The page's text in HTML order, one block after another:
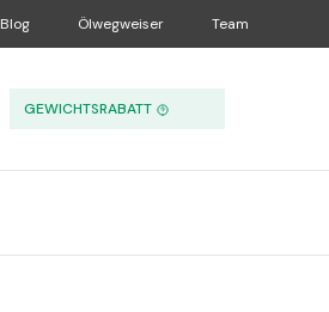
Blog Ölwegweiser Team
GEWICHTSRABATT